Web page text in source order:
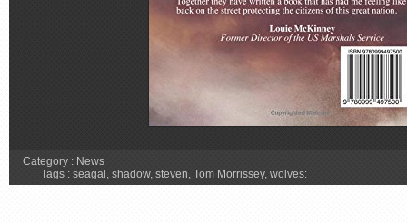
Category : News
Tags : seagal , shadow, steven, Tom Morrissey, wolves: